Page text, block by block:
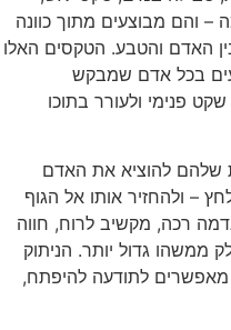
והם מבוצעים מתוך כוונה
האדם והטבע. הטקסים האלו
בכל אדם שמבקש
פנימי ולעורר בתוכו
שלהם להוציא את האדם
– ולהחזיר אותו אל הגוף
רכה, מקשיב לרוח, חווה
ממשהו גדול יותר. הניתוק
לתודעה להיפתח,